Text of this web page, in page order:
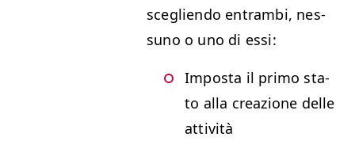
sceglien­do entram­bi, nes­
suno o uno di essi:
Impos­ta il pri­mo sta­
to alla creazione delle
attività